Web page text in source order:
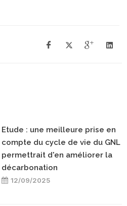
Etude : une meilleure prise en
compte du cycle de vie du GNL
permettrait d'en améliorer la
décarbonation
12/09/2025